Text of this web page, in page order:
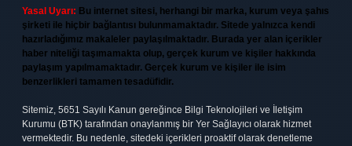
Yasal Uyarı: Bu internet sitesi, herhangi bir marka, kurum veya şahıs
şirketi ile hiçbir bağlantısı bulunmamaktadır. Sitede yalnızca kendi
hazırladığımız makaleler paylaşılmaktadır. Burada yer alan içerikler
haber niteliği taşımamakta olup, gerçek kurum ve kişiler hakkında
paylaşım yapılmamaktadır. Gerçek kurum ve kişiler ile isim
benzerlikleri tamamen tesadüfidir.
Sitemiz, 5651 Sayılı Kanun gereğince Bilgi Teknolojileri ve İletişim
Kurumu (BTK) tarafından onaylanmış bir Yer Sağlayıcı olarak hizmet
vermektedir. Bu nedenle, sitedeki içerikleri proaktif olarak denetleme